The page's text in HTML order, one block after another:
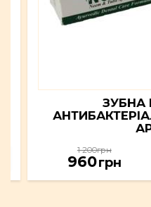
ЗУБНА
1 200грн
960грн